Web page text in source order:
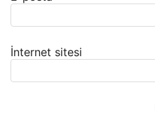
İnternet sitesi